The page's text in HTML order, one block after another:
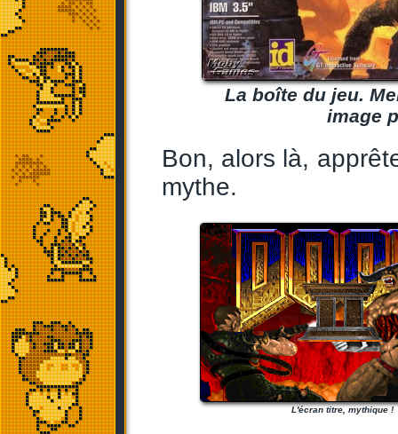
La boîte du jeu.
image
Bon, alors là,
mythe.
L'écran titre, mythique !